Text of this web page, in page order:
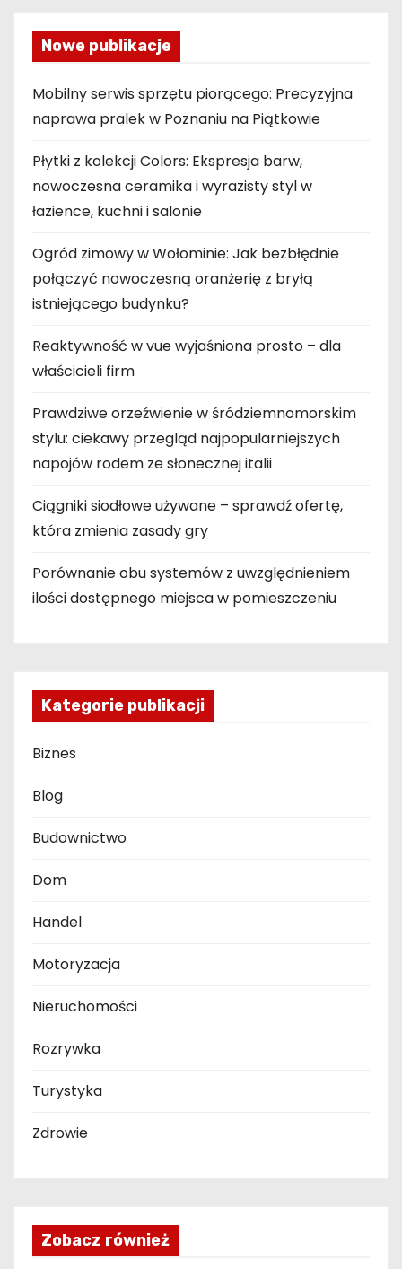
Nowe publikacje
Mobilny serwis sprzętu piorącego: Precyzyjna
naprawa pralek w Poznaniu na Piątkowie
Płytki z kolekcji Colors: Ekspresja barw,
nowoczesna ceramika i wyrazisty styl w
łazience, kuchni i salonie
Ogród zimowy w Wołominie: Jak bezbłędnie
połączyć nowoczesną oranżerię z bryłą
istniejącego budynku?
Reaktywność w vue wyjaśniona prosto – dla
właścicieli firm
Prawdziwe orzeźwienie w śródziemnomorskim
stylu: ciekawy przegląd najpopularniejszych
napojów rodem ze słonecznej italii
Ciągniki siodłowe używane – sprawdź ofertę,
która zmienia zasady gry
Porównanie obu systemów z uwzględnieniem
ilości dostępnego miejsca w pomieszczeniu
Kategorie publikacji
Biznes
Blog
Budownictwo
Dom
Handel
Motoryzacja
Nieruchomości
Rozrywka
Turystyka
Zdrowie
Zobacz również